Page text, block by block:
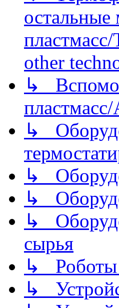
остальные
other
↳
↳
↳
↳
↳
сырья
↳ Роботы
↳